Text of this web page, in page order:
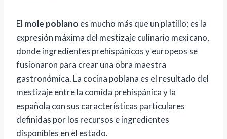
El mole poblano es mucho más que un platillo; es la
expresión máxima del mestizaje culinario mexicano,
donde ingredientes prehispánicos y europeos se
fusionaron para crear una obra maestra
gastronómica. La cocina poblana es el resultado del
mestizaje entre la comida prehispánica y la
española con sus características particulares
definidas por los recursos e ingredientes
disponibles en el estado.